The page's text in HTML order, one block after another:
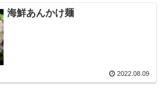
海鮮あんかけ麺
2022.08.09